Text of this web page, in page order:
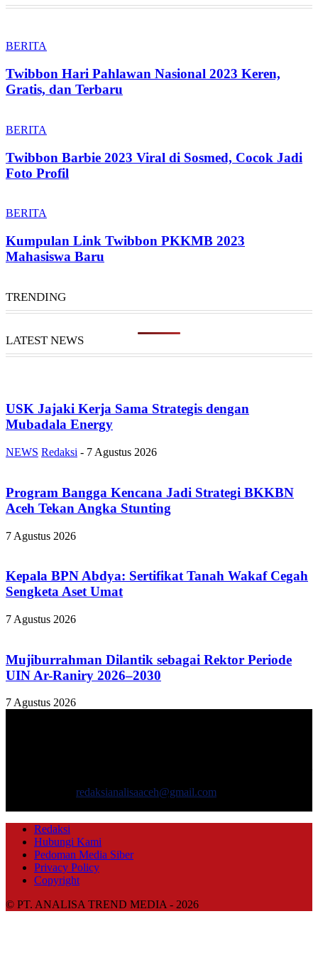
BERITA
Twibbon Hari Pahlawan Nasional 2023 Keren,
Gratis, dan Terbaru
BERITA
Twibbon Barbie 2023 Viral di Sosmed, Cocok Jadi
Foto Profil
BERITA
Kumpulan Link Twibbon PKKMB 2023
Mahasiswa Baru
TRENDING
LATEST NEWS
USK Jajaki Kerja Sama Strategis dengan
Mubadala Energy
NEWS Redaksi - 7 Agustus 2026
Program Bangga Kencana Jadi Strategi BKKBN
Aceh Tekan Angka Stunting
7 Agustus 2026
Kepala BPN Abdya: Sertifikat Tanah Wakaf Cegah
Sengketa Aset Umat
7 Agustus 2026
Mujiburrahman Dilantik sebagai Rektor Periode
UIN Ar-Raniry 2026–2030
7 Agustus 2026
redaksianalisaaceh@gmail.com
Redaksi
Hubungi Kami
Pedoman Media Siber
Privacy Policy
Copyright
© PT. ANALISA TREND MEDIA - 2026